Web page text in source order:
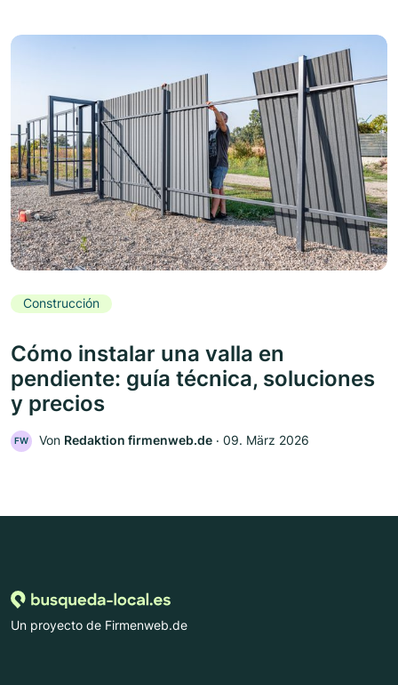
Construcción
Cómo instalar una valla en
pendiente: guía técnica, soluciones
y precios
FW Von Redaktion firmenweb.de ‧ 09. März 2026
Un proyecto de Firmenweb.de